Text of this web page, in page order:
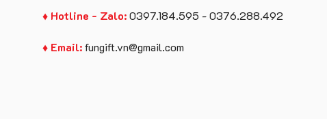
♦ Hotline - Zalo:0397.184.595 - 0376.288.492
♦ Email:fungift.vn@gmail.com